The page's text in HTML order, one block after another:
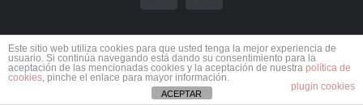
Este sitio web utiliza cookies para que usted tenga la mejor experiencia de
usuario. Si continúa navegando está dando su consentimiento para la
aceptación de las mencionadas cookies y la aceptación de nuestra política de
cookies, pinche el enlace para mayor información.
plugin cookies
ACEPTAR